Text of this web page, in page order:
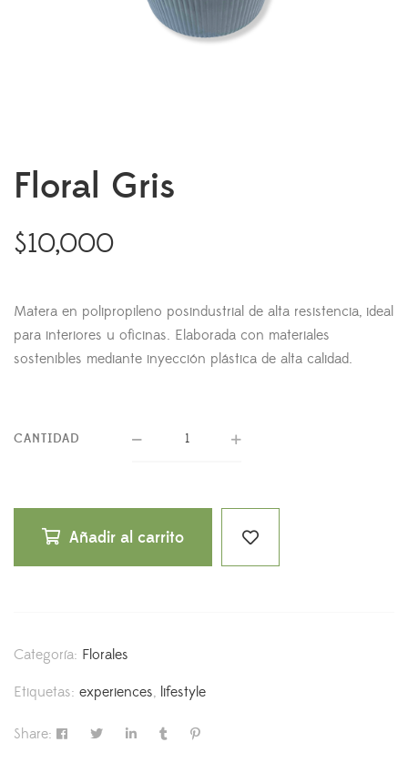
Floral Gris
$10,000
Matera en polipropileno posindustrial de alta resistencia, ideal
para interiores u oficinas. Elaborada con materiales
sostenibles mediante inyección plástica de alta calidad.
CANTIDAD
Añadir al carrito
Categoría: Florales
Etiquetas: experiences, lifestyle
Share: